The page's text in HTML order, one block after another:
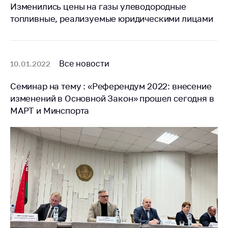
медицинские
изделия
Адрес и режим
работы
Приемная
Министра
Горячая линия
Пресс-служба
Вышестоящий
государственный
орган
Важное на сайте
Сообщить о росте
цен
Изменились цены на газы улеводородные
топливные, реализуемые юридическими лицами
10.01.2022 Все новости
Семинар на тему : «Референдум 2022: внесение
изменений в Основной Закон» прошел сегодня в
МАРТ и Минспорта